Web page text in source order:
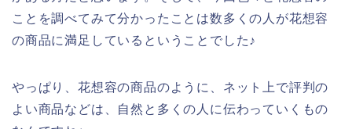
ことを調べてみて分かったことは数多くの人が花想容
の商品に満足しているということでした♪
やっぱり、花想容の商品のように、ネット上で評判の
よい商品などは、自然と多くの人に伝わっていくもの